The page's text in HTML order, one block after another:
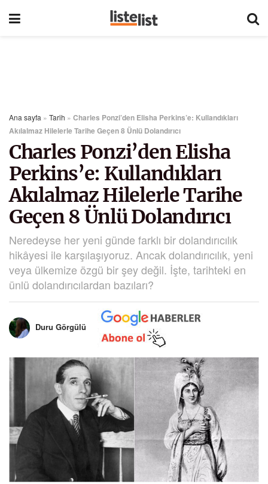
Ana sayfa » Tarih » Charles Ponzi’den Elisha Perkins’e: Kullandıkları
Akılalmaz Hilelerle Tarihe Geçen 8 Ünlü Dolandırıcı
Charles Ponzi’den Elisha
Perkins’e: Kullandıkları
Akılalmaz Hilelerle Tarihe
Geçen 8 Ünlü Dolandırıcı
Neredeyse her yeni günde farklı bir dolandırıcılık
hikâyesi ile karşılaşıyoruz. Ancak dolandırıcılık, yeni
veya ülkemize özgü bir şey değil. İşte, tarihteki en
ünlü dolandırıcılardan bazıları?
Duru Görgülü